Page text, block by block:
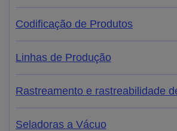
Codificação de Produtos
Linhas de Produção
Rastreamento e rastreabilidade
Seladoras a Vácuo